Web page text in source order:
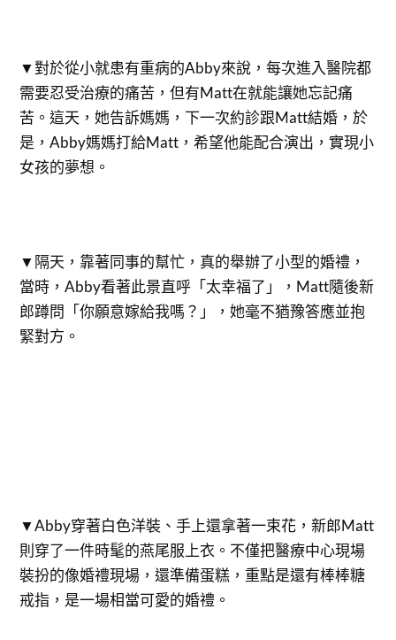
▼對於從小就患有重病的Abby來說，每次進入醫院都
需要忍受治療的痛苦，但有Matt在就能讓她忘記痛
苦。這天，她告訴媽媽，下一次約診跟Matt結婚，於
是，Abby媽媽打給Matt，希望他能配合演出，實現小
女孩的夢想。
▼隔天，靠著同事的幫忙，真的舉辦了小型的婚禮，
當時，Abby看著此景直呼「太幸福了」，Matt隨後新
郎蹲問「你願意嫁給我嗎？」，她毫不猶豫答應並抱
緊對方。
▼Abby穿著白色洋裝、手上還拿著一束花，新郎Matt
則穿了一件時髦的燕尾服上衣。不僅把醫療中心現場
裝扮的像婚禮現場，還準備蛋糕，重點是還有棒棒糖
戒指，是一場相當可愛的婚禮。